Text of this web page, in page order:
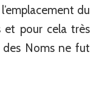
du
et pour cela très
des Noms ne fut